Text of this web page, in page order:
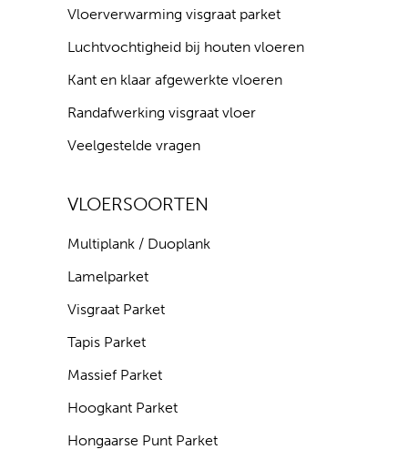
Vloerverwarming visgraat parket
Luchtvochtigheid bij houten vloeren
Kant en klaar afgewerkte vloeren
Randafwerking visgraat vloer
Veelgestelde vragen
VLOERSOORTEN
Multiplank / Duoplank
Lamelparket
Visgraat Parket
Tapis Parket
Massief Parket
Hoogkant Parket
Hongaarse Punt Parket